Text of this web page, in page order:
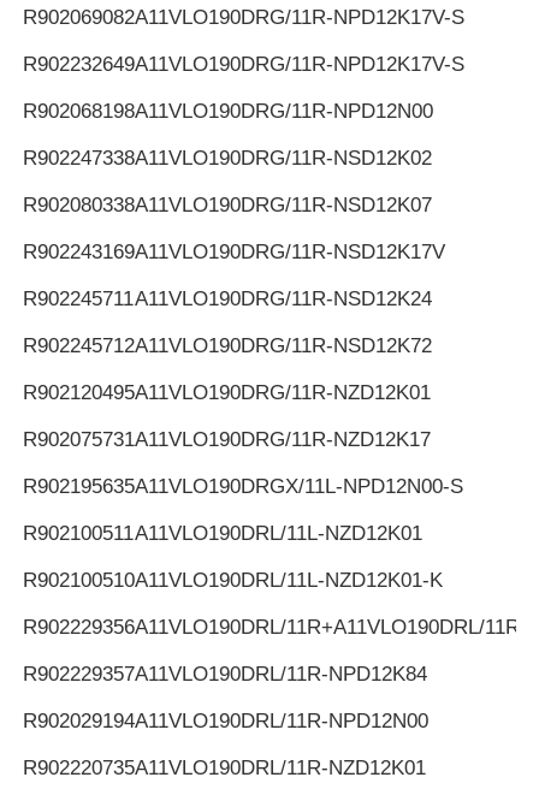
R902069082A11VLO190DRG/11R-NPD12K17V-S
R902232649A11VLO190DRG/11R-NPD12K17V-S
R902068198A11VLO190DRG/11R-NPD12N00
R902247338A11VLO190DRG/11R-NSD12K02
R902080338A11VLO190DRG/11R-NSD12K07
R902243169A11VLO190DRG/11R-NSD12K17V
R902245711A11VLO190DRG/11R-NSD12K24
R902245712A11VLO190DRG/11R-NSD12K72
R902120495A11VLO190DRG/11R-NZD12K01
R902075731A11VLO190DRG/11R-NZD12K17
R902195635A11VLO190DRGX/11L-NPD12N00-S
R902100511A11VLO190DRL/11L-NZD12K01
R902100510A11VLO190DRL/11L-NZD12K01-K
R902229356A11VLO190DRL/11R+A11VLO190DRL/11R
R902229357A11VLO190DRL/11R-NPD12K84
R902029194A11VLO190DRL/11R-NPD12N00
R902220735A11VLO190DRL/11R-NZD12K01